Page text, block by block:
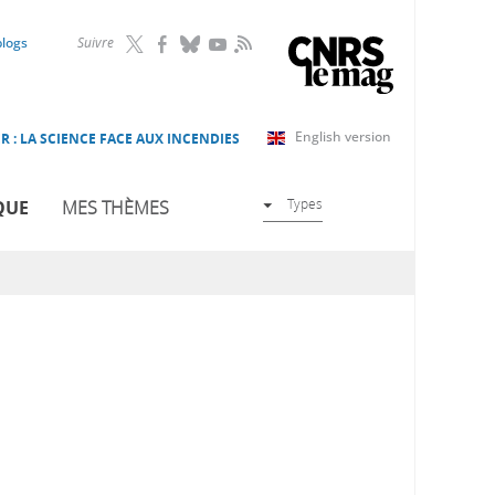
Suivre RSS
English version
: LA SCIENCE FACE AUX INCENDIES
MES THÈMES Types